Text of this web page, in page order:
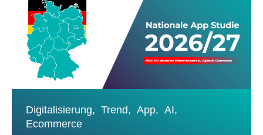
Digitalisierung, Trend, App, AI,
Ecommerce